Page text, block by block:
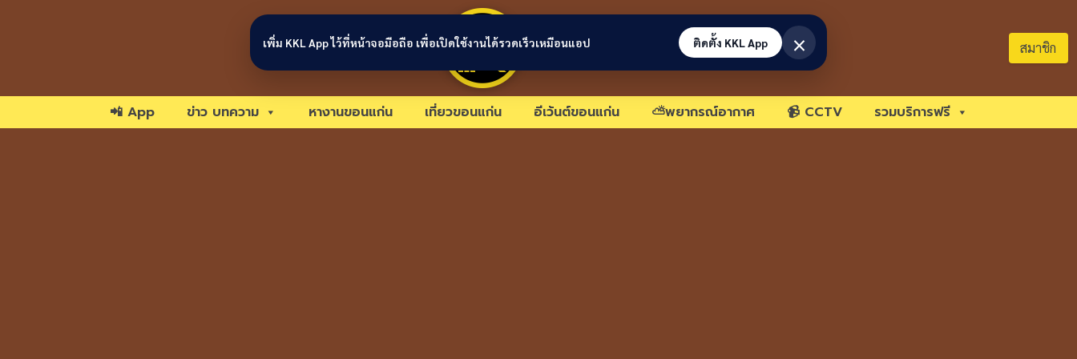
ขอนแก่นลิงก์ สมาชิก
📲 App ข่าว บทความ หางานขอนแก่น เที่ยวขอนแก่น อีเว้นต์ขอนแก่น ⛅พยากรณ์อากาศ 📹 CCTV รวมบริการฟรี
เพิ่ม KKL App ไว้ที่หน้าจอมือถือ เพื่อเปิดใช้งานได้รวดเร็วเหมือนแอป ติดตั้ง KKL App ×